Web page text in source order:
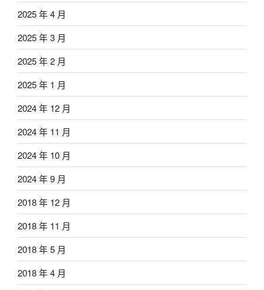
2025 年 4 月
2025 年 3 月
2025 年 2 月
2025 年 1 月
2024 年 12 月
2024 年 11 月
2024 年 10 月
2024 年 9 月
2018 年 12 月
2018 年 11 月
2018 年 5 月
2018 年 4 月